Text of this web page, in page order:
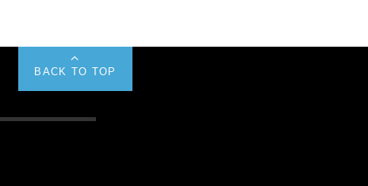
BACK TO TOP